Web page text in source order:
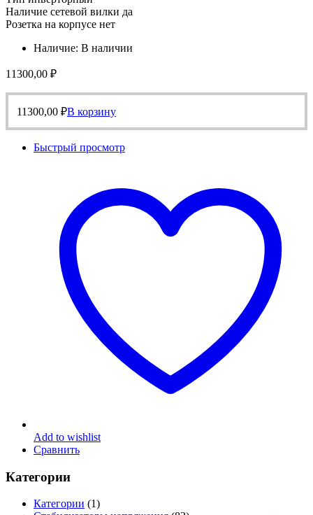
Наличие сетевой вилки да
Розетка на корпусе нет
Наличие: В наличии
11300,00 ₽
11300,00 ₽В корзину
Быстрый просмотр
Add to wishlist
Сравнить
Категории
Категории (1)